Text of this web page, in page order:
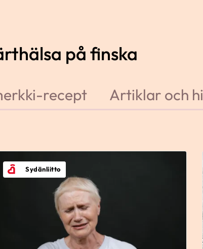
på finska
recept Artiklar och
Sydänliitto